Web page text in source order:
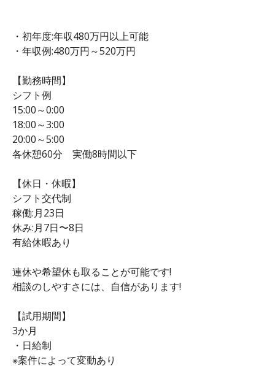
・初年度:年収480万円以上可能
・年収例:480万円～520万円
【勤務時間】
シフト例
15:00～0:00
18:00～3:00
20:00～5:00
各休憩60分 実働8時間以下
【休日・休暇】
シフト交代制
稼働:月23日
休み:月7日〜8日
有給休暇あり
連休や希望休も取ることが可能です!
相談のしやすさには、自信があります!
【試用期間】
3か月
・日給制
※案件によって変動あり